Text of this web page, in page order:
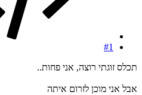
#1
תכלס זוגתי רוצה, אני פחות..
אבל אני מוכן לזרום איתה